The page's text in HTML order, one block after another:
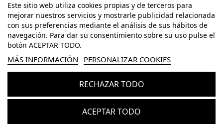
Este sitio web utiliza cookies propias y de terceros para
mejorar nuestros servicios y mostrarle publicidad relacionada
con sus preferencias mediante el análisis de sus hábitos de
navegación. Para dar su consentimiento sobre su uso pulse el
botón ACEPTAR TODO.
MÁS INFORMACIÓN PERSONALIZAR COOKIES
RECHAZAR TODO
ACEPTAR TODO